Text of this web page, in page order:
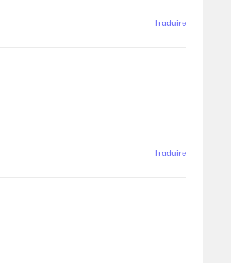
Traduire
Traduire